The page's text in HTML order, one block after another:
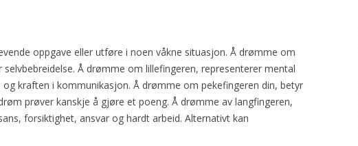
oppgave eller utføre i noen våkne situasjon. Å drømme om
selvbebreidelse. Å drømme om lillefingeren, representerer mental
kraften i kommunikasjon. Å drømme om pekefingeren din, betyr
prøver kanskje å gjøre et poeng. Å drømme av langfingeren,
forsiktighet, ansvar og hardt arbeid. Alternativt kan